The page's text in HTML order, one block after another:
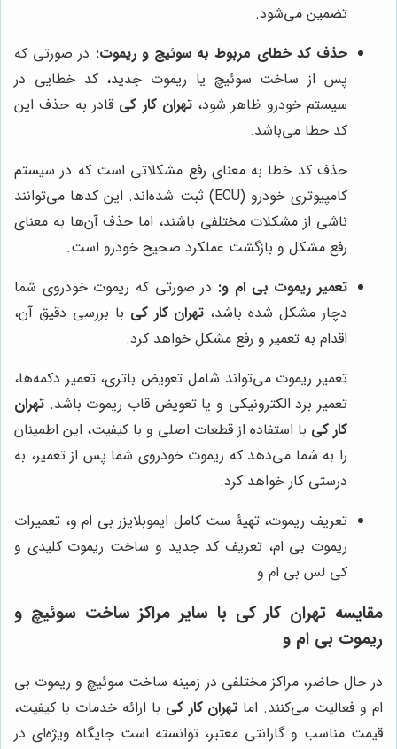
تضمین می‌شود.
حذف کد خطای مربوط به سوئیچ و ریموت: در صورتی که
پس از ساخت سوئیچ یا ریموت جدید، کد خطایی در
سیستم خودرو ظاهر شود،تهران کار کی قادر به حذف این
کد خطا می‌باشد.
حذف کد خطا به معنای رفع مشکلاتی است که در سیستم
کامپیوتری خودرو (ECU) ثبت شده‌اند. این کدها می‌توانند
ناشی از مشکلات مختلفی باشند، اما حذف آن‌ها به معنای
رفع مشکل و بازگشت عملکرد صحیح خودرو است.
تعمیر ریموت بی ام و: در صورتی که ریموت خودروی شما
دچار مشکل شده باشد، تهران کار کی با بررسی دقیق آن،
اقدام به تعمیر و رفع مشکل خواهد کرد.
تعمیر ریموت می‌تواند شامل تعویض باتری، تعمیر دکمه‌ها،
تعمیر برد الکترونیکی و یا تعویض قاب ریموت باشد. تهران
کار کی با استفاده از قطعات اصلی و با کیفیت، این اطمینان
را به شما می‌دهد که ریموت خودروی شما پس از تعمیر، به
درستی کار خواهد کرد.
تعریف ریموت، تهیۀ ست کامل ایموبلایزر بی ام و، تعمیرات
ریموت بی ام، تعریف کد جدید و ساخت ریموت کلیدی و
کی لس بی ام و
مقایسه تهران کار کی با سایر مراکز ساخت سوئیچ و
ریموت بی ام و
در حال حاضر، مراکز مختلفی در زمینه ساخت سوئیچ و ریموت بی
ام و فعالیت می‌کنند. اما تهران کار کی با ارائه خدمات با کیفیت،
قیمت مناسب و گارانتی معتبر، توانسته است جایگاه ویژه‌ای در